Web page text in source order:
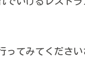
ってみてください